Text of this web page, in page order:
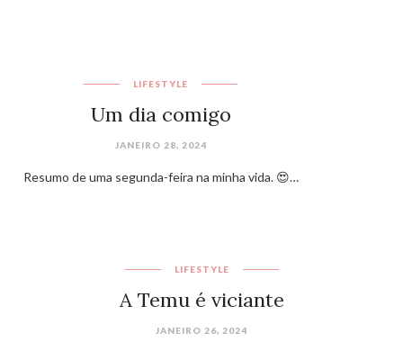
LIFESTYLE
Um dia comigo
JANEIRO 28, 2024
Resumo de uma segunda-feira na minha vida. 😍…
LIFESTYLE
A Temu é viciante
JANEIRO 26, 2024